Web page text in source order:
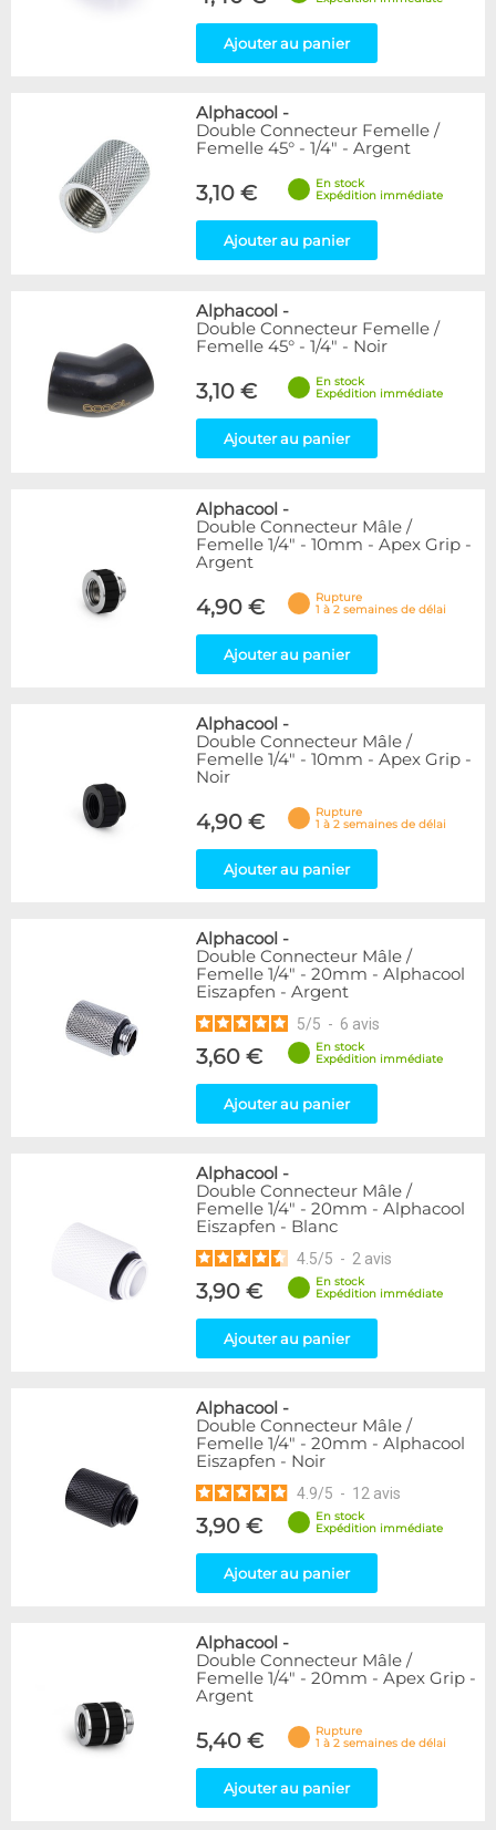
Ajouter au panier
Alphacool -
Double Connecteur Femelle /
Femelle 45° - 1/4" - Argent
3,10 €
En stock
Expédition immédiate
Ajouter au panier
Alphacool -
Double Connecteur Femelle /
Femelle 45° - 1/4" - Noir
3,10 €
En stock
Expédition immédiate
Ajouter au panier
Alphacool -
Double Connecteur Mâle /
Femelle 1/4" - 10mm - Apex Grip -
Argent
4,90 €
Rupture
1 à 2 semaines de délai
Ajouter au panier
Alphacool -
Double Connecteur Mâle /
Femelle 1/4" - 10mm - Apex Grip -
Noir
4,90 €
Rupture
1 à 2 semaines de délai
Ajouter au panier
Alphacool -
Double Connecteur Mâle /
Femelle 1/4" - 20mm - Alphacool
Eiszapfen - Argent
5/5 - 6 avis
3,60 €
En stock
Expédition immédiate
Ajouter au panier
Alphacool -
Double Connecteur Mâle /
Femelle 1/4" - 20mm - Alphacool
Eiszapfen - Blanc
4.5/5 - 2 avis
3,90 €
En stock
Expédition immédiate
Ajouter au panier
Alphacool -
Double Connecteur Mâle /
Femelle 1/4" - 20mm - Alphacool
Eiszapfen - Noir
4.9/5 - 12 avis
3,90 €
En stock
Expédition immédiate
Ajouter au panier
Alphacool -
Double Connecteur Mâle /
Femelle 1/4" - 20mm - Apex Grip -
Argent
5,40 €
Rupture
1 à 2 semaines de délai
Ajouter au panier